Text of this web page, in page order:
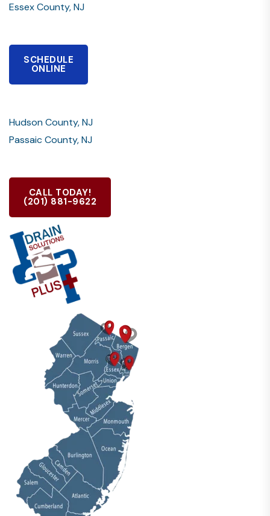
Essex County, NJ
SCHEDULE
ONLINE
Hudson County, NJ
Passaic County, NJ
CALL TODAY!
(201) 881-9622